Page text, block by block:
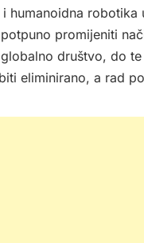
humanoidna robotika
promijeniti
društvo, do
eliminirano, a rad